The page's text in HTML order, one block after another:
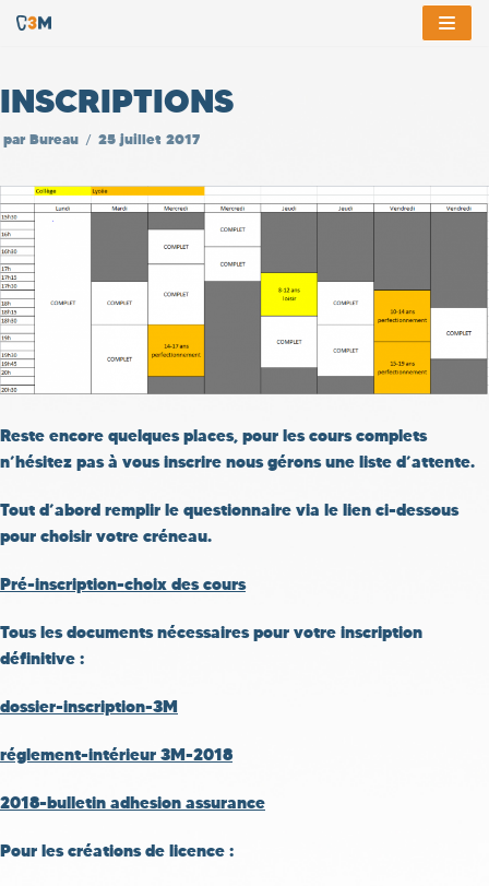
au
contenu
INSCRIPTIONS
par Bureau 25 juillet 2017
Reste encore quelques places, pour les cours complets
n’hésitez pas à vous inscrire nous gérons une liste d’attente.
Tout d’abord remplir le questionnaire via le lien ci-dessous
pour choisir votre créneau.
Pré-inscription-choix des cours
Tous les documents nécessaires pour votre inscription
définitive :
dossier-inscription-3M
réglement-intérieur 3M-2018
2018-bulletin adhesion assurance
Pour les créations de licence :